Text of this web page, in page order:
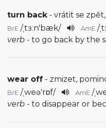
turn back- vrátit se
BrE /ˌtɜ:n'bæk/ AmE /
verb - to go back by the
wear off - zmizet,
BrE /ˌweə'rɒf/ AmE /
verb - to disappear or